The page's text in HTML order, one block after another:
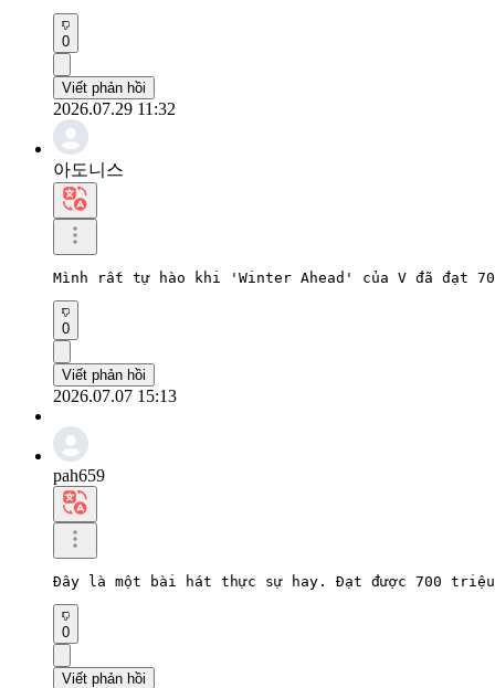
0
Viết phản hồi
2026.07.29 11:32
아도니스
Mình rất tự hào khi 'Winter Ahead' của V đã đạt
0
Viết phản hồi
2026.07.07 15:13
pah659
Đây là một bài hát thực sự hay. Đạt được 700
0
Viết phản hồi